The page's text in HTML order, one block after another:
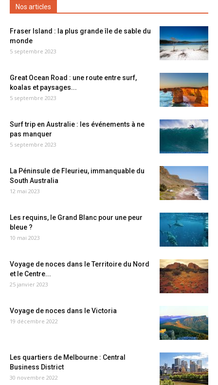
Nos articles
Fraser Island : la plus grande île de sable du
monde
5 septembre 2023
Great Ocean Road : une route entre surf,
koalas et paysages...
5 septembre 2023
Surf trip en Australie : les événements à ne
pas manquer
5 septembre 2023
La Péninsule de Fleurieu, immanquable du
South Australia
12 mai 2023
Les requins, le Grand Blanc pour une peur
bleue ?
10 mai 2023
Voyage de noces dans le Territoire du Nord
et le Centre...
25 janvier 2023
Voyage de noces dans le Victoria
19 décembre 2022
Les quartiers de Melbourne : Central
Business District
30 novembre 2022